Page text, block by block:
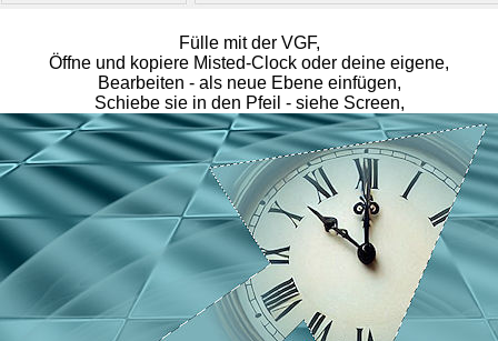
Fülle mit der VGF,
Öffne und kopiere Misted-Clock oder deine eigene,
Bearbeiten - als neue Ebene einfügen,
Schiebe sie in den Pfeil - siehe Screen,